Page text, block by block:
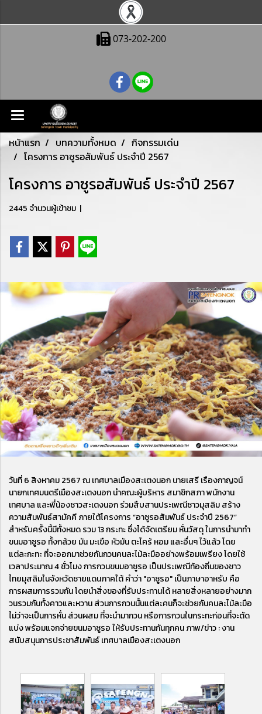
073-202-200
หน้าแรก บทความทั้งหมด
กิจกรรมเด่น
โครงการ อาซูรอสัมพันธ์ ประจำปี 2567
โครงการ อาซูรอสัมพันธ์ ประจำปี 2567
2445 จำนวนผู้เข้าชม |
วันที่ 6 สิงหาคม 2567 ณ เทศบาลเมืองสะเตงนอก นายเสรี เรืองกาญจน์
นายกเทศมนตรีเมืองสะเตงนอก นำคณะผู้บริหาร สมาชิกสภา พนักงาน
เทศบาล และพี่น้องชาวสะเตงนอก ร่วมสืบสานประเพณีชาวมุสลิม สร้าง
ความสัมพันธ์สามัคคี ภายใต้โครงการ “อาซูรอสัมพันธ์ ประจำปี 2567”
สำหรับครั้งนี้มีทั้งหมด รวม 13 กระทะ ซึ่งได้จัดเตรียม หั่นวัสดุ ในการนำมาทำ
ขนมอาซูรอ ทั้งกล้วย มัน มะเขือ หัวมัน ตะไคร้ หอม และอื่นๆ ไว้แล้ว โดย
แต่ละกะทะ ที่จะออกมาช่วยกันกวนคนละไม้ละมืออย่างพร้อมเพรียง โดยใช้
เวลาประมาณ 4 ชั่วโมง การกวนขนมอาซูรอ เป็นประเพณีท้องถิ่นของชาว
ไทยมุสลิมในจังหวัดชายแดนภาคใต้ คำว่า "อาซูรอ" เป็นภาษาอาหรับ คือ
การผสมการรวมกัน โดยนำสิ่งของที่รับประทานได้ หลายสิ่งหลายอย่างมาก
วนรวมกันทั้งคาวและหวาน ส่วนการกวนนั้นแต่ละคนก็จะช่วยกันคนละไม้ละมือ
ไม่ว่าจะเป็นการหั่น ส่วนผสม ที่จะนำมากวน หรือการกวนในกระทะก่อนที่จะตัด
แบ่ง พร้อมแจกจ่ายขนมอาซูรอ ให้รับประทานกันทุกคน ภาพ/ข่าว : งาน
สนับสนุนการประชาสัมพันธ์ เทศบาลเมืองสะเตงนอก